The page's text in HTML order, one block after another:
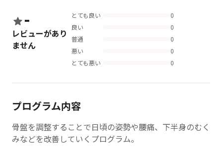
-
レビューがあり
ません
とても良い
0
良い
0
普通
0
悪い
0
とても悪い
0
プログラム内容
骨盤を調整することで日頃の姿勢や腰痛、下半身のむく
みなどを改善していくプログラム。